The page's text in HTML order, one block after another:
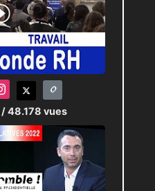
/ 48.178 vues